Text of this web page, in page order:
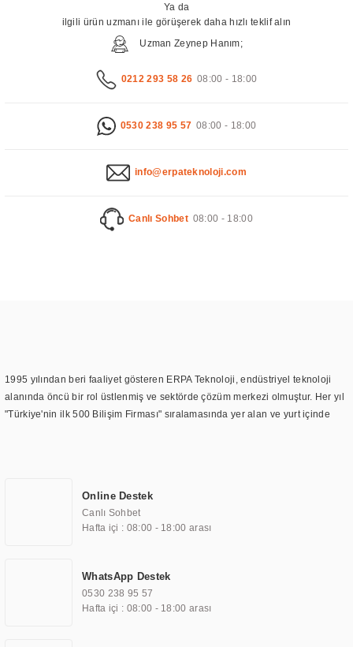
Ya da
ilgili ürün uzmanı ile görüşerek daha hızlı teklif alın
Uzman Zeynep Hanım;
0212 293 58 26 08:00 - 18:00
0530 238 95 57 08:00 - 18:00
info@erpateknoloji.com
Canlı Sohbet 08:00 - 18:00
1995 yılından beri faaliyet gösteren ERPA Teknoloji, endüstriyel teknoloji
alanında öncü bir rol üstlenmiş ve sektörde çözüm merkezi olmuştur. Her yıl
"Türkiye'nin ilk 500 Bilişim Firması" sıralamasında yer alan ve yurt içinde
TOCHI markası altında kendi ürettiği ürünlerde kullanmıştır. Günümüzde
TOCHI; videowall, digital signage, kiosk, totem, akıllı durak ekranı, araç içi
ekran, asansör ekranı, digital menüboard, marin ekran, medikal ekran,
ekranları, endüstriyel ekranlar, kapı önü bilgi ekranları, panel PC,
endüstriyel Panel PC, mini PC, endüstriyel mini PC ve akıllı bina sistemleri
gibi çözümleri 4.5" ile 110” boyutları arasında üretebilirken, ayrıca standart
Online Destek
Canlı Sohbet
Hafta içi : 08:00 - 18:00 arası
WhatsApp Destek
0530 238 95 57
Hafta içi : 08:00 - 18:00 arası